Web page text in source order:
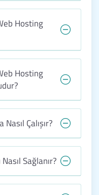
Hosting
Hosting
Çalışır?
Sağlanır?